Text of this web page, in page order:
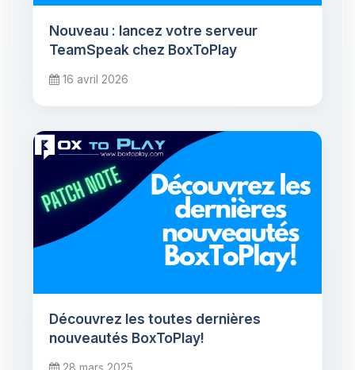
Nouveau : lancez votre serveur
TeamSpeak chez BoxToPlay
16 avril 2026
Découvrez les toutes dernières
nouveautés BoxToPlay!